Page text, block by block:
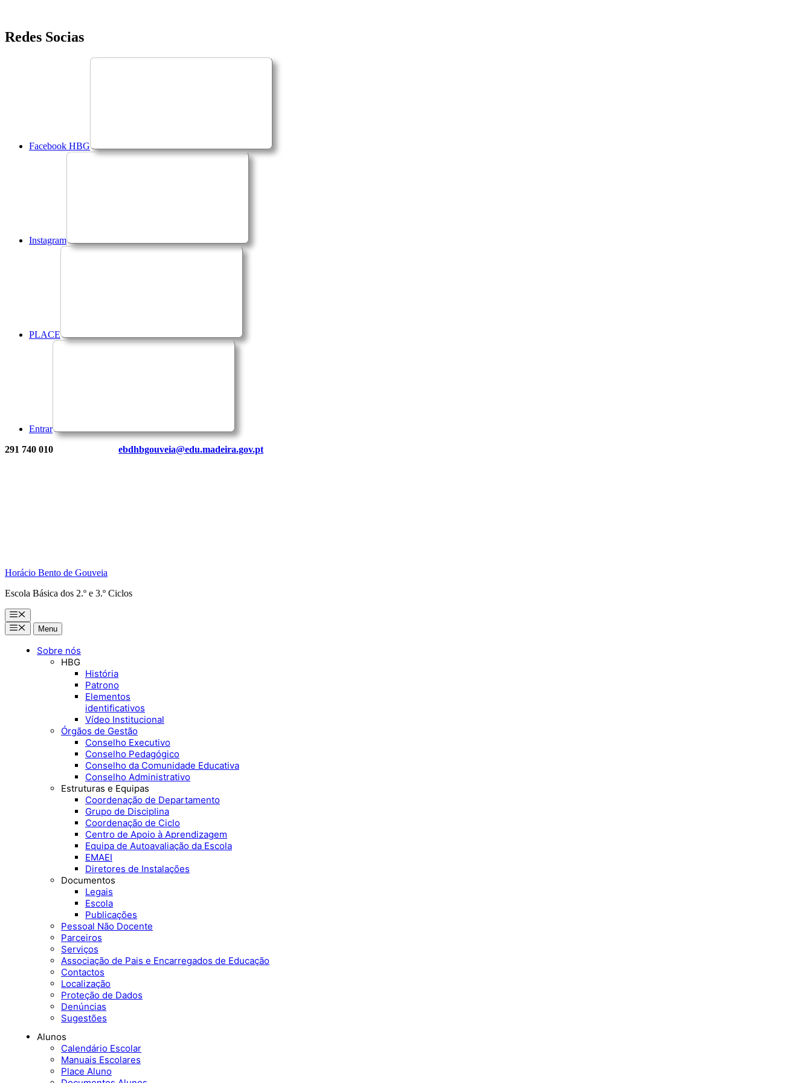
Saltar
para
Redes Socias
Facebook HBG
Instagram
PLACE
Entrar
291 740 010 ebdhbgouveia@edu.madeira.gov.pt
Horácio Bento de Gouveia
Escola Básica dos 2.º e 3.º Ciclos
Menu
MenuMenu
Sobre nós
HBG
História
Patrono
Elementos
identificativos
Vídeo Institucional
Órgãos de Gestão
Conselho Executivo
Conselho Pedagógico
Conselho da Comunidade Educativa
Conselho Administrativo
Estruturas e Equipas
Coordenação de Departamento
Grupo de Disciplina
Coordenação de Ciclo
Centro de Apoio à Aprendizagem
Equipa de Autoavaliação da Escola
EMAEI
Diretores de Instalações
Documentos
Legais
Escola
Publicações
Pessoal Não Docente
Parceiros
Serviços
Associação de Pais e Encarregados de Educação
Contactos
Localização
Proteção de Dados
Denúncias
Sugestões
Alunos
Calendário Escolar
Manuais Escolares
Place Aluno